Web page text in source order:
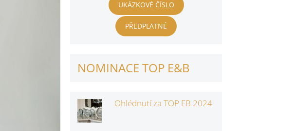
UKÁZKOVÉ ČÍSLO
PŘEDPLATNÉ
NOMINACE TOP E&B
Ohlédnutí za TOP EB 2024